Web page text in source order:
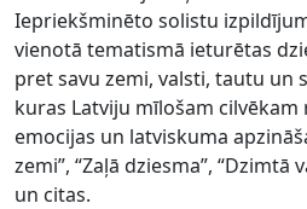
Iepriekšminēto solistu
vienotā tematismā ieturētas
pret savu zemi, valsti, tautu un
kuras Latviju mīlošam
emocijas un latviskuma
zemi”, “Zaļā dziesma”, “Dzimtā
un citas.